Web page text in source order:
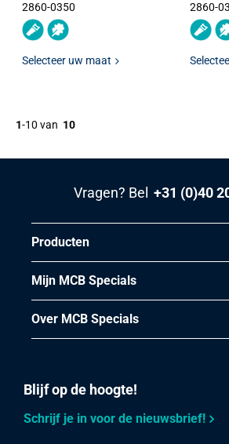
2860-0350
Selecteer uw maat
2860-
1-10 van 10
Vragen? Bel +31 (0)40
Producten
Mijn MCB Specials
Over MCB Specials
Blijf op de hoogte!
Schrijf je in voor de nieuwsbrief!